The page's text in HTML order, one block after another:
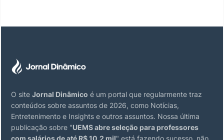
O site Jornal Dinâmico é um portal que regularmente traz
conteúdos sobre assuntos de 2026, como Notícias,
Entretenimento e Insights e outros assuntos. Nossa última
publicação sobre "UEMS abre seleção para professores
com salários de até R$ 10,2 mil" está fazendo sucesso, não